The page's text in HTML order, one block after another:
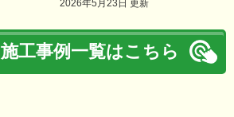
2026年5月23日 更新
工事例一覧はこちら